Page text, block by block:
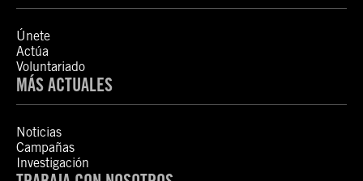
Únete
Actúa
Voluntariado
MÁS ACTUALES
Noticias
Campañas
Investigación